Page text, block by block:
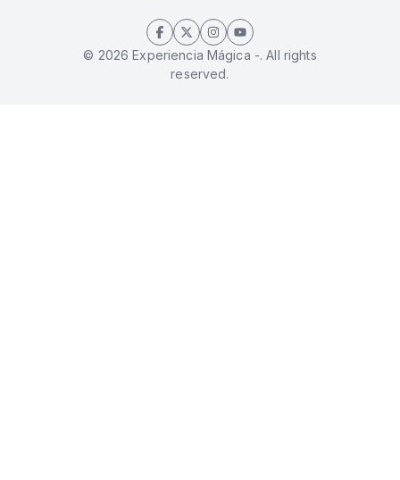
© 2026 Experiencia Mágica -. All rights
reserved.